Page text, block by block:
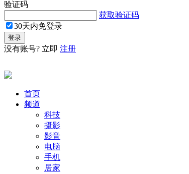
验证码
获取验证码
30天内免登录
没有账号? 立即 注册
首页
频道
科技
摄影
影音
电脑
手机
居家